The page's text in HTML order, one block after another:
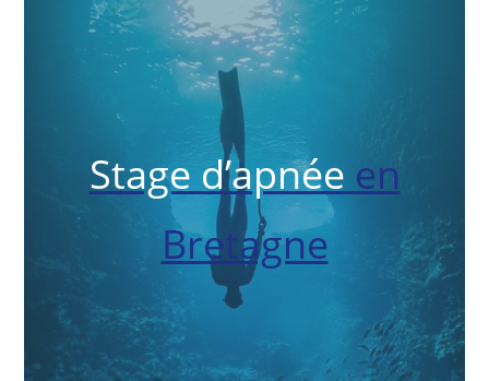
Stage d’apnée en
Bretagne